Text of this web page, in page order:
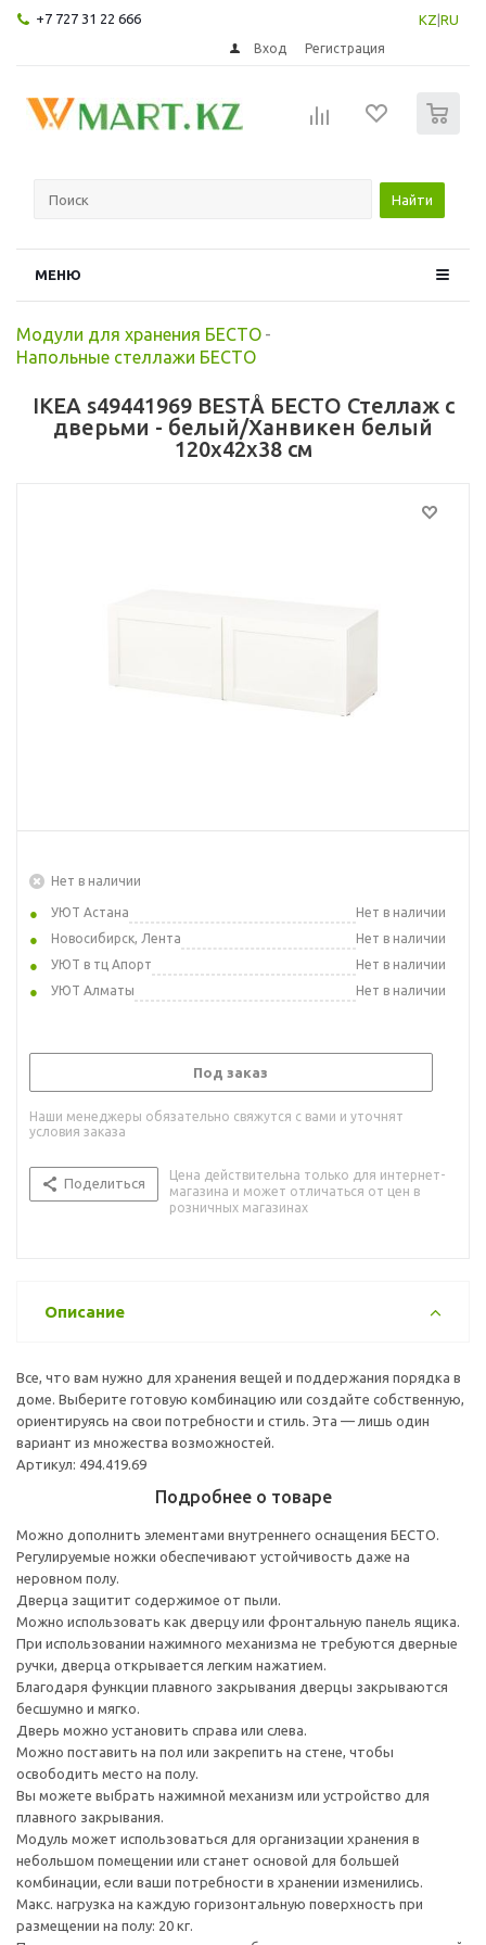
+7 727 31 22 666 KZ RU
Вход Регистрация
Найти
МЕНЮ
Модули для хранения БЕСТО -
Напольные стеллажи БЕСТО
IKEA s49441969 BESTÅ БЕСТО Стеллаж с
дверьми - белый/Ханвикен белый
120x42x38 см
Нет в наличии
УЮТ Астана
Нет в наличии
Новосибирск, Лента
Нет в наличии
УЮТ в тц Апорт
Нет в наличии
УЮТ Алматы
Нет в наличии
Под заказ
Наши менеджеры обязательно свяжутся с вами и уточнят
условия заказа
Поделиться
Цена действительна только для интернет-
магазина и может отличаться от цен в
розничных магазинах
Описание
Все, что вам нужно для хранения вещей и поддержания порядка в
доме. Выберите готовую комбинацию или создайте собственную,
ориентируясь на свои потребности и стиль. Эта — лишь один
вариант из множества возможностей.
Артикул: 494.419.69
Подробнее о товаре
Можно дополнить элементами внутреннего оснащения БЕСТО.
Регулируемые ножки обеспечивают устойчивость даже на
неровном полу.
Дверца защитит содержимое от пыли.
Можно использовать как дверцу или фронтальную панель ящика.
При использовании нажимного механизма не требуются дверные
ручки, дверца открывается легким нажатием.
Благодаря функции плавного закрывания дверцы закрываются
бесшумно и мягко.
Дверь можно установить справа или слева.
Можно поставить на пол или закрепить на стене, чтобы
освободить место на полу.
Вы можете выбрать нажимной механизм или устройство для
плавного закрывания.
Модуль может использоваться для организации хранения в
небольшом помещении или станет основой для большей
комбинации, если ваши потребности в хранении изменились.
Макс. нагрузка на каждую горизонтальную поверхность при
размещении на полу: 20 кг.